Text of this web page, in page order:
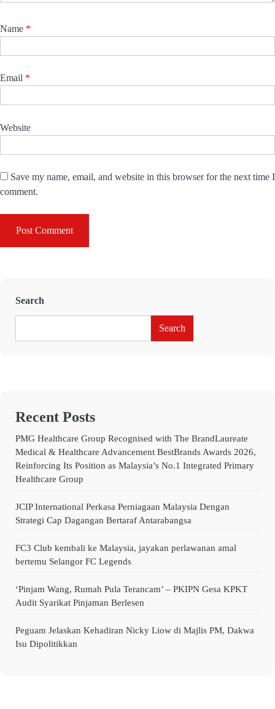
Name *
Email *
Website
Save my name, email, and website in this browser for the next time I
comment.
Search
Search
Recent Posts
PMG Healthcare Group Recognised with The BrandLaureate
Medical & Healthcare Advancement BestBrands Awards 2026,
Reinforcing Its Position as Malaysia’s No.1 Integrated Primary
Healthcare Group
JCIP International Perkasa Perniagaan Malaysia Dengan
Strategi Cap Dagangan Bertaraf Antarabangsa
FC3 Club kembali ke Malaysia, jayakan perlawanan amal
bertemu Selangor FC Legends
‘Pinjam Wang, Rumah Pula Terancam’ – PKIPN Gesa KPKT
Audit Syarikat Pinjaman Berlesen
Peguam Jelaskan Kehadiran Nicky Liow di Majlis PM, Dakwa
Isu Dipolitikkan